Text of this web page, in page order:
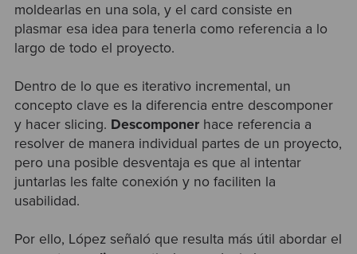
moldearlas en una sola, y el card consiste en
plasmar esa idea para tenerla como referencia a lo
largo de todo el proyecto.
Dentro de lo que es iterativo incremental, un
concepto clave es la diferencia entre descomponer
y hacer slicing. Descomponer hace referencia a
resolver de manera individual partes de un proyecto,
pero una posible desventaja es que al intentar
juntarlas les falte conexión y no faciliten la
usabilidad.
Por ello, López señaló que resulta más útil abordar el